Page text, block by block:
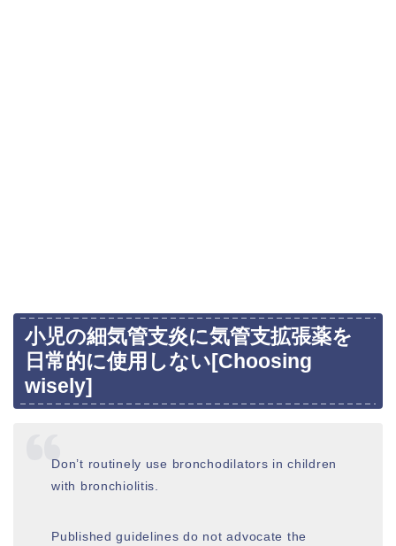
小児の細気管支炎に気管支拡張薬を
日常的に使用しない[Choosing
wisely]
Don’t routinely use bronchodilators in children
with bronchiolitis.
Published guidelines do not advocate the